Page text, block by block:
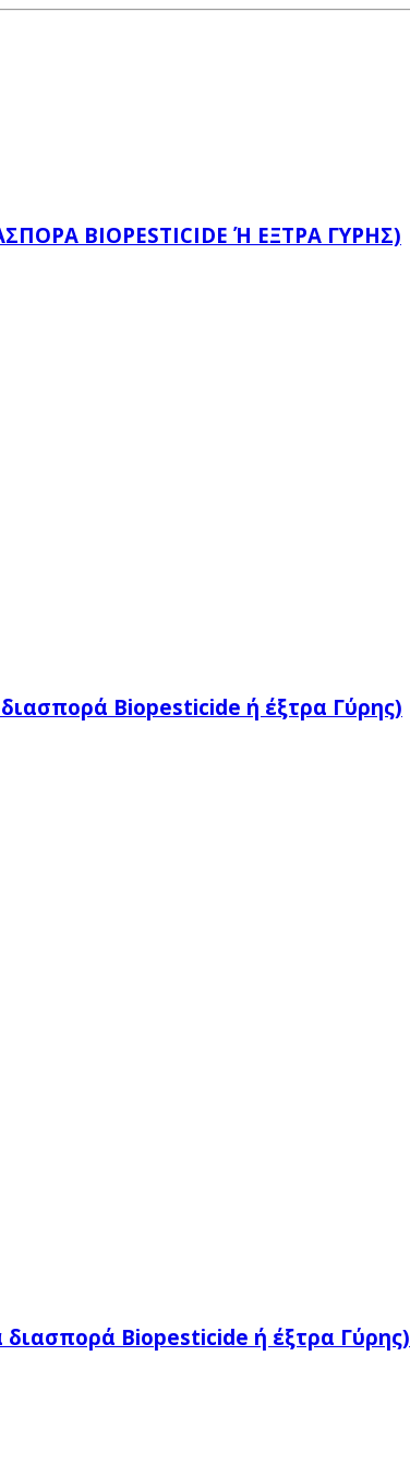
BIOPESTICIDE Ή ΕΞΤΡΑ ΓΥΡΗΣ)
Βiopesticide ή έξτρα Γύρης)
διασπορά Βiopesticide ή έξτρα Γύρης)